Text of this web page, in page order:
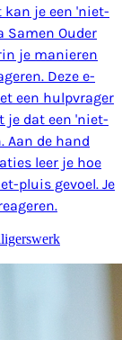
je een 'niet-
Samen Ouder
je manieren
Deze e-
een hulpvrager
je dat een 'niet-
Aan de hand
leer je hoe
pluis gevoel. Je